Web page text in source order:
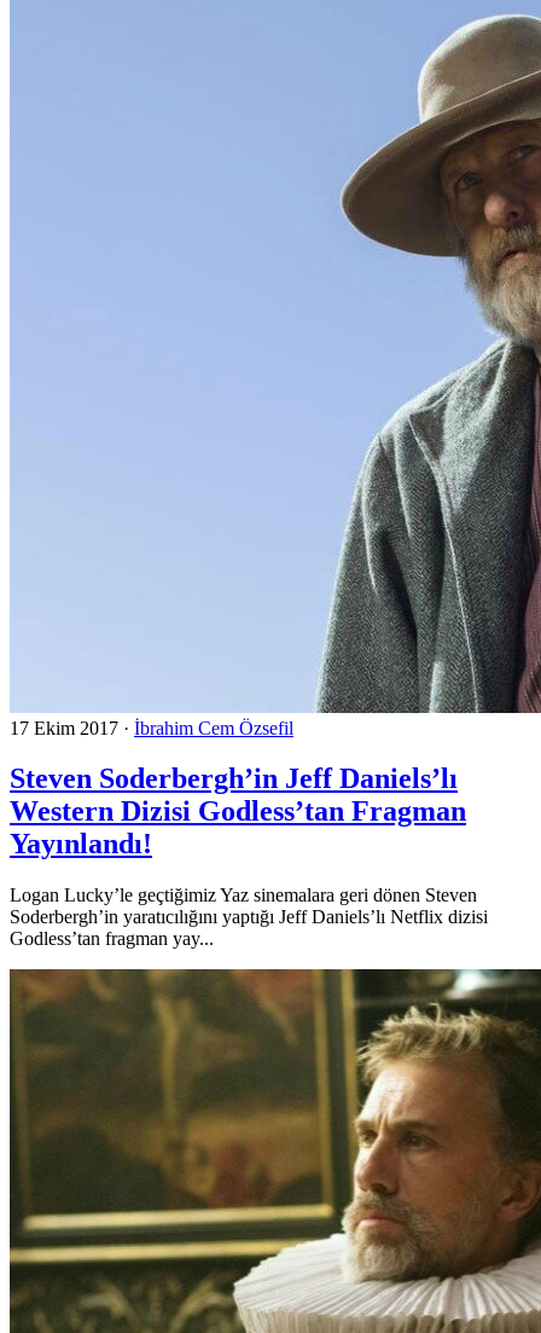
17 Ekim 2017 · İbrahim Cem Özsefil
Steven Soderbergh’in Jeff Daniels’lı
Western Dizisi Godless’tan Fragman
Yayınlandı!
Logan Lucky’le geçtiğimiz Yaz sinemalara geri dönen Steven
Soderbergh’in yaratıcılığını yaptığı Jeff Daniels’lı Netflix dizisi
Godless’tan fragman yay...